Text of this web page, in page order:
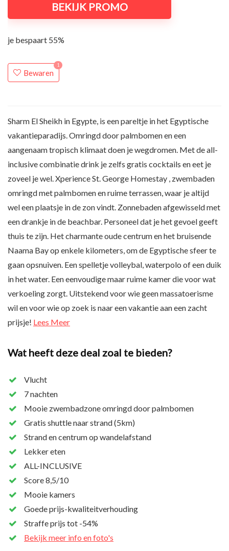
BEKIJK PROMO
je bespaart 55%
Bewaren
1
Sharm El Sheikh in Egypte, is een pareltje in het Egyptische
vakantieparadijs. Omringd door palmbomen en een
aangenaam tropisch klimaat doen je wegdromen. Met de all-
inclusive combinatie drink je zelfs gratis cocktails en eet je
zoveel je wel. Xperience St. George Homestay , zwembaden
omringd met palmbomen en ruime terrassen, waar je altijd
wel een plaatsje in de zon vindt. Zonnebaden afgewisseld met
een drankje in de beachbar. Personeel dat je het gevoel geeft
thuis te zijn. Het charmante oude centrum en het bruisende
Naama Bay op enkele kilometers, om de Egyptische sfeer te
gaan opsnuiven. Een spelletje volleybal, waterpolo of een duik
in het water. Een eenvoudige maar ruime kamer die voor wat
verkoeling zorgt. Uitstekend voor wie geen massatoerisme
wil en voor wie op zoek is naar een vakantie aan een zacht
prijsje! Lees Meer
Wat heeft deze deal zoal te bieden?
Vlucht
7 nachten
Mooie zwembadzone omringd door palmbomen
Gratis shuttle naar strand (5km)
Strand en centrum op wandelafstand
Lekker eten
ALL-INCLUSIVE
Score 8,5/10
Mooie kamers
Goede prijs-kwaliteitverhouding
Straffe prijs tot -54%
Bekijk meer info en foto's